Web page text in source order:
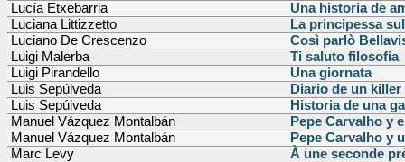
Lucía Etxebarria
Una historia de
Luciana Littizzetto
La principessa
Luciano De Crescenzo
Così parlò
Luigi Malerba
Ti saluto filosofia
Luigi Pirandello
Una giornata
Luis Sepúlveda
Diario de un
Luis Sepúlveda
Historia de una
Manuel Vázquez Montalbán
Pepe Carvalho y
Manuel Vázquez Montalbán
Pepe Carvalho y
Marc Levy
À une seconde